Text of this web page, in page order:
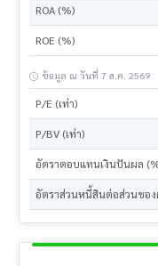
ROA (%)
ROE (%)
ข้อมูล ณ วันที่ 7 ส.ค. 2569
P/E (เท่า)
P/BV (เท่า)
อัตราตอบแทนเงินปันผล
อัตราส่วนหนี้สินต่อส่วนของ